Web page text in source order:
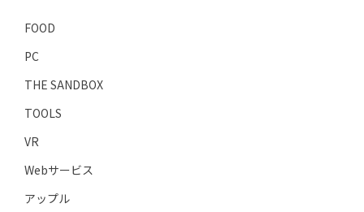
FOOD
PC
THE SANDBOX
TOOLS
VR
Webサービス
アップル